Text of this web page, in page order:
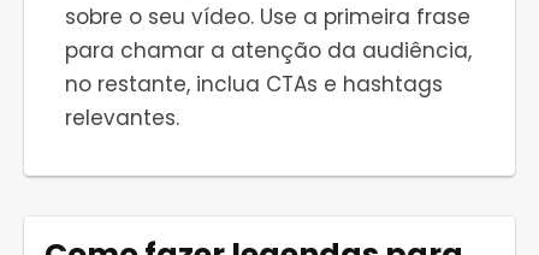
sobre o seu vídeo. Use a primeira frase
para chamar a atenção da audiência,
no restante, inclua CTAs e hashtags
relevantes.